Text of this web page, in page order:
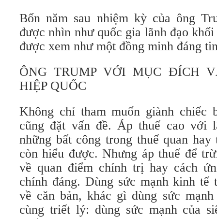
Bốn năm sau nhiệm kỳ của ông
được nhìn như quốc gia lãnh đạo
được xem như một đồng minh đáng
ÔNG TRUMP VỚI MỤC ĐÍCH
HIỆP QUỐC
Không chỉ tham muốn giành chiếc
cũng đặt vấn đề. Áp thuế cao với
những bất công trong thuế quan
còn hiểu được. Nhưng áp thuế để
về quan điểm chính trị hay cách
chính đáng. Dùng sức mạnh kinh tế
về căn bản, khác gì dùng sức
cùng triết lý: dùng sức mạnh của